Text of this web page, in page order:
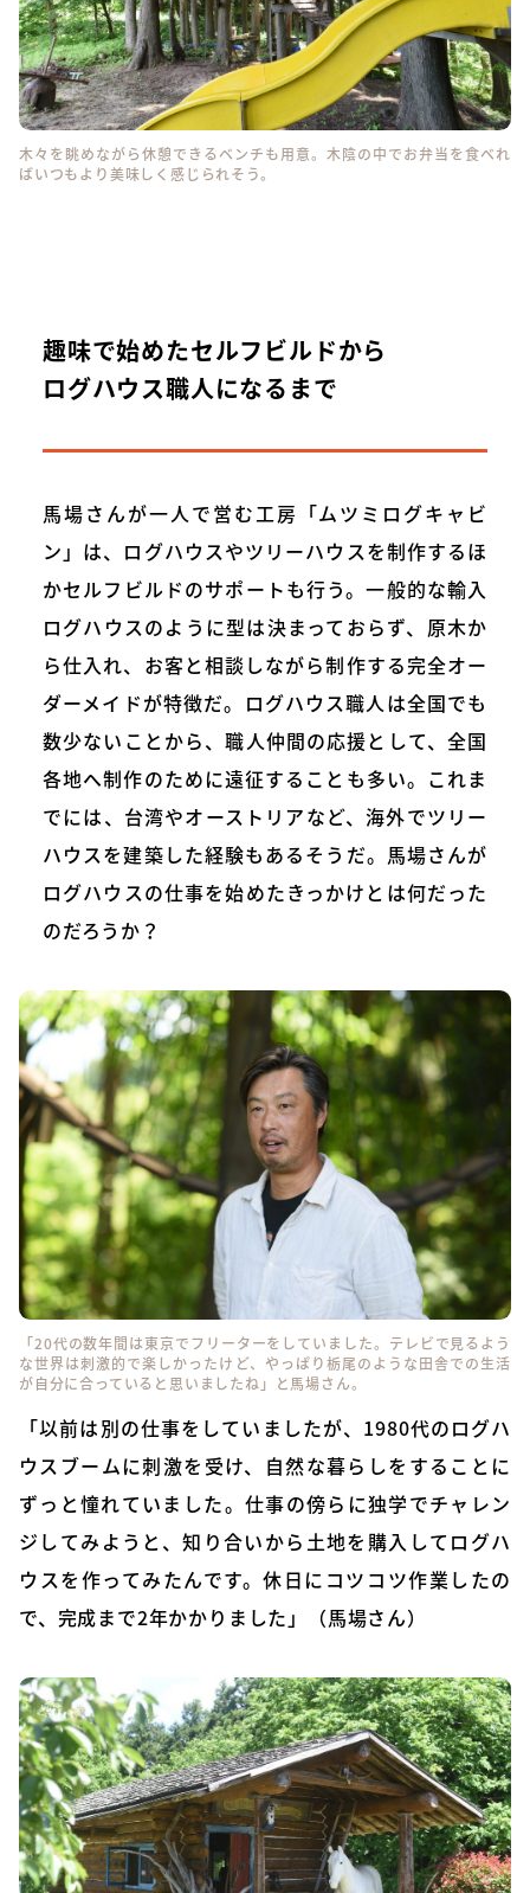
木々を眺めながら休憩できるベンチも用意。木陰の中でお弁当を食べれ
ばいつもより美味しく感じられそう。
趣味で始めたセルフビルドから
ログハウス職人になるまで
馬場さんが一人で営む工房「ムツミログキャビ
ン」は、ログハウスやツリーハウスを制作するほ
かセルフビルドのサポートも行う。一般的な輸入
ログハウスのように型は決まっておらず、原木か
ら仕入れ、お客と相談しながら制作する完全オー
ダーメイドが特徴だ。ログハウス職人は全国でも
数少ないことから、職人仲間の応援として、全国
各地へ制作のために遠征することも多い。これま
でには、台湾やオーストリアなど、海外でツリー
ハウスを建築した経験もあるそうだ。馬場さんが
ログハウスの仕事を始めたきっかけとは何だった
のだろうか？
「20代の数年間は東京でフリーターをしていました。テレビで見るよう
な世界は刺激的で楽しかったけど、やっぱり栃尾のような田舎での生活
が自分に合っていると思いましたね」と馬場さん。
「以前は別の仕事をしていましたが、1980代のログハ
ウスブームに刺激を受け、自然な暮らしをすることに
ずっと憧れていました。仕事の傍らに独学でチャレン
ジしてみようと、知り合いから土地を購入してログハ
ウスを作ってみたんです。休日にコツコツ作業したの
で、完成まで2年かかりました」（馬場さん）